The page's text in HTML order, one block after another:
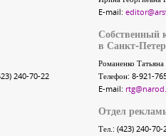
240-70-22
E-mail:
Собственный
в Санкт-
Романенко
Телефон: 8-921-
E-mail:
Отдел
Тел.: (423) 240-70-